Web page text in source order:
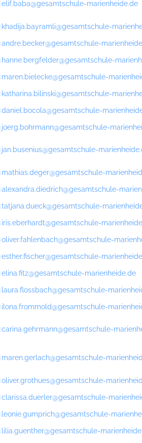
elif.baba@gesamtschule-marienheide.de
khadija.bayramli@gesamtschule-
andre.becker@gesamtschule-
hanne.bergfelder@gesamtschule-
maren.bielecke@gesamtschule-
katharina.bilinski@gesamtschule-
daniel.bocola@gesamtschule-
joerg.bohrmann@gesamtschule-
jan.busenius@gesamtschule-
mathias.deger@gesamtschule-
alexandra.diedrich@gesamtschule-
tatjana.dueck@gesamtschule-
iris.eberhardt@gesamtschule-
oliver.fahlenbach@gesamtschule-
esther.fischer@gesamtschule-
elina.fitz@gesamtschule-marienheide.de
laura.flossbach@gesamtschule-
ilona.frommold@gesamtschule-
carina.gehrmann@gesamtschule-
maren.gerlach@gesamtschule-
oliver.grothues@gesamtschule-
clarissa.duerler@gesamtschule-
leonie.gumprich@gesamtschule-
lilia.guenther@gesamtschule-